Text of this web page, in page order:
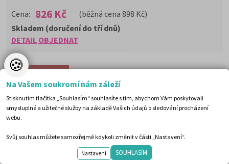
Cena: 826 Kč (běžná cena 898 Kč)
DETAIL OBJEDNAT
Skladem (doručení do tří dnů)
Japonsko - český slovník
🍪
Na Vašem soukromí nám záleží
Stisknutím tlačítka „Souhlasím“ souhlasíte s tím, abychom Vám poskytovali
smysluplné a užitečné služby na základě Vašich údajů o sledování procházení
webu.
Svůj souhlas můžete samozřejmě kdykoli změnit v části „Nastavení“.
Nastavení SOUHLASÍM